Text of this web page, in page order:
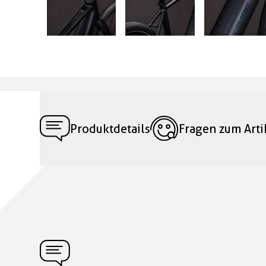
Produktdetails Fragen zum